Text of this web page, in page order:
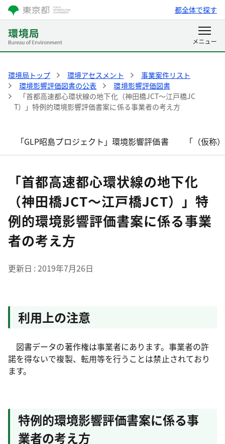
都全体で探す
環境局トップ 環境アセスメント
事業案件リスト
環境影響評価図書の公表
環境影響評価図書
「首都高速都心環状線の地下化（神田橋JCT～江戸橋JC
T）」特例的環境影響評価書案に係る事業者の考え方
「GLP昭島プロジェクト」環境影響評価書 「（仮称
「首都高速都心環状線の地下化
（神田橋JCT～江戸橋JCT）」特
例的環境影響評価書案に係る事業
者の考え方
更新日 2019年7月26日
利用上の注意
図書データの著作権は事業者にあります。事業者の許
諾を得ないで複製、転用等を行うことは禁止されており
ます。
特例的環境影響評価書案に係る事
業者の考え方